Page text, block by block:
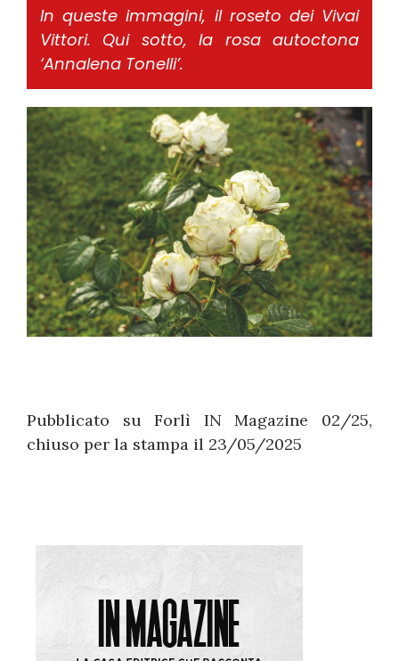
In queste immagini, il roseto dei Vivai
Vittori. Qui sotto, la rosa autoctona
‘Annalena Tonelli’.
Pubblicato su Forlì IN Magazine 02/25,
chiuso per la stampa il 23/05/2025